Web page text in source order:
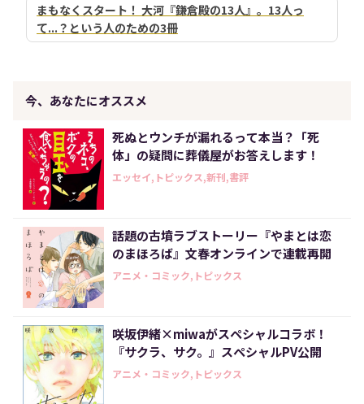
まもなくスタート！ 大河『鎌倉殿の13人』。13人っ
て...？という人のための3冊
今、あなたにオススメ
死ぬとウンチが漏れるって本当？「死
体」の疑問に葬儀屋がお答えします！
エッセイ,トピックス,新刊,書評
話題の古墳ラブストーリー『やまとは恋
のまほろば』文春オンラインで連載再開
アニメ・コミック,トピックス
咲坂伊緒×miwaがスペシャルコラボ！
『サクラ、サク。』スペシャルPV公開
アニメ・コミック,トピックス